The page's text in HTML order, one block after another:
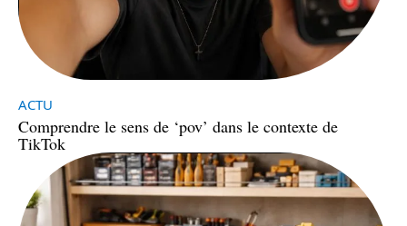
ACTU
Comprendre le sens de ‘pov’ dans le contexte de
TikTok